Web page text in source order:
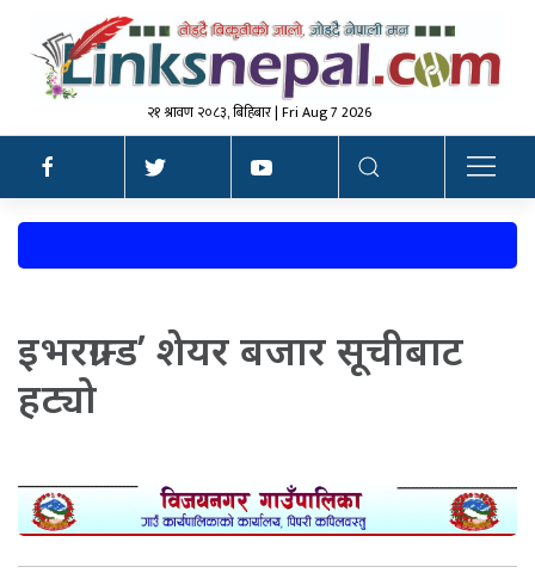
२१ श्रावण २०८३, बिहिबार | Fri Aug 7 2026
इभरग्रान्ड’ शेयर बजार सूचीबाट
हट्यो